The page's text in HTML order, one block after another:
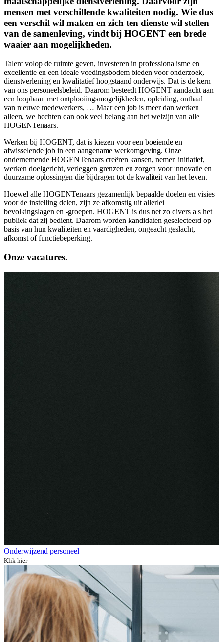
mensen met verschillende kwaliteiten nodig. Wie dus
een verschil wil maken en zich ten dienste wil stellen
van de samenleving, vindt bij HOGENT een brede
waaier aan mogelijkheden.
Talent volop de ruimte geven, investeren in professionalisme en
excellentie en een ideale voedingsbodem bieden voor onderzoek,
dienstverlening en kwalitatief hoogstaand onderwijs. Dat is de kern
van ons personeelsbeleid. Daarom besteedt HOGENT aandacht aan
een loopbaan met ontplooiingsmogelijkheden, opleiding, onthaal
van nieuwe medewerkers, … Maar een job is meer dan werken
alleen, we hechten dan ook veel belang aan het welzijn van alle
HOGENTenaars.
Werken bij HOGENT, dat is kiezen voor een boeiende en
afwisselende job in een aangename werkomgeving. Onze
ondernemende HOGENTenaars creëren kansen, nemen initiatief,
werken doelgericht, verleggen grenzen en zorgen voor innovatie en
duurzame oplossingen die bijdragen tot de kwaliteit van het leven.
Hoewel alle HOGENTenaars gezamenlijk bepaalde doelen en visies
voor de instelling delen, zijn ze afkomstig uit allerlei
bevolkingslagen en -groepen. HOGENT is dus net zo divers als het
publiek dat zij bedient. Daarom worden kandidaten geselecteerd op
basis van hun kwaliteiten en vaardigheden, ongeacht geslacht,
afkomst of functiebeperking.
Onze vacatures.
Onderwijzend personeel
Klik hier